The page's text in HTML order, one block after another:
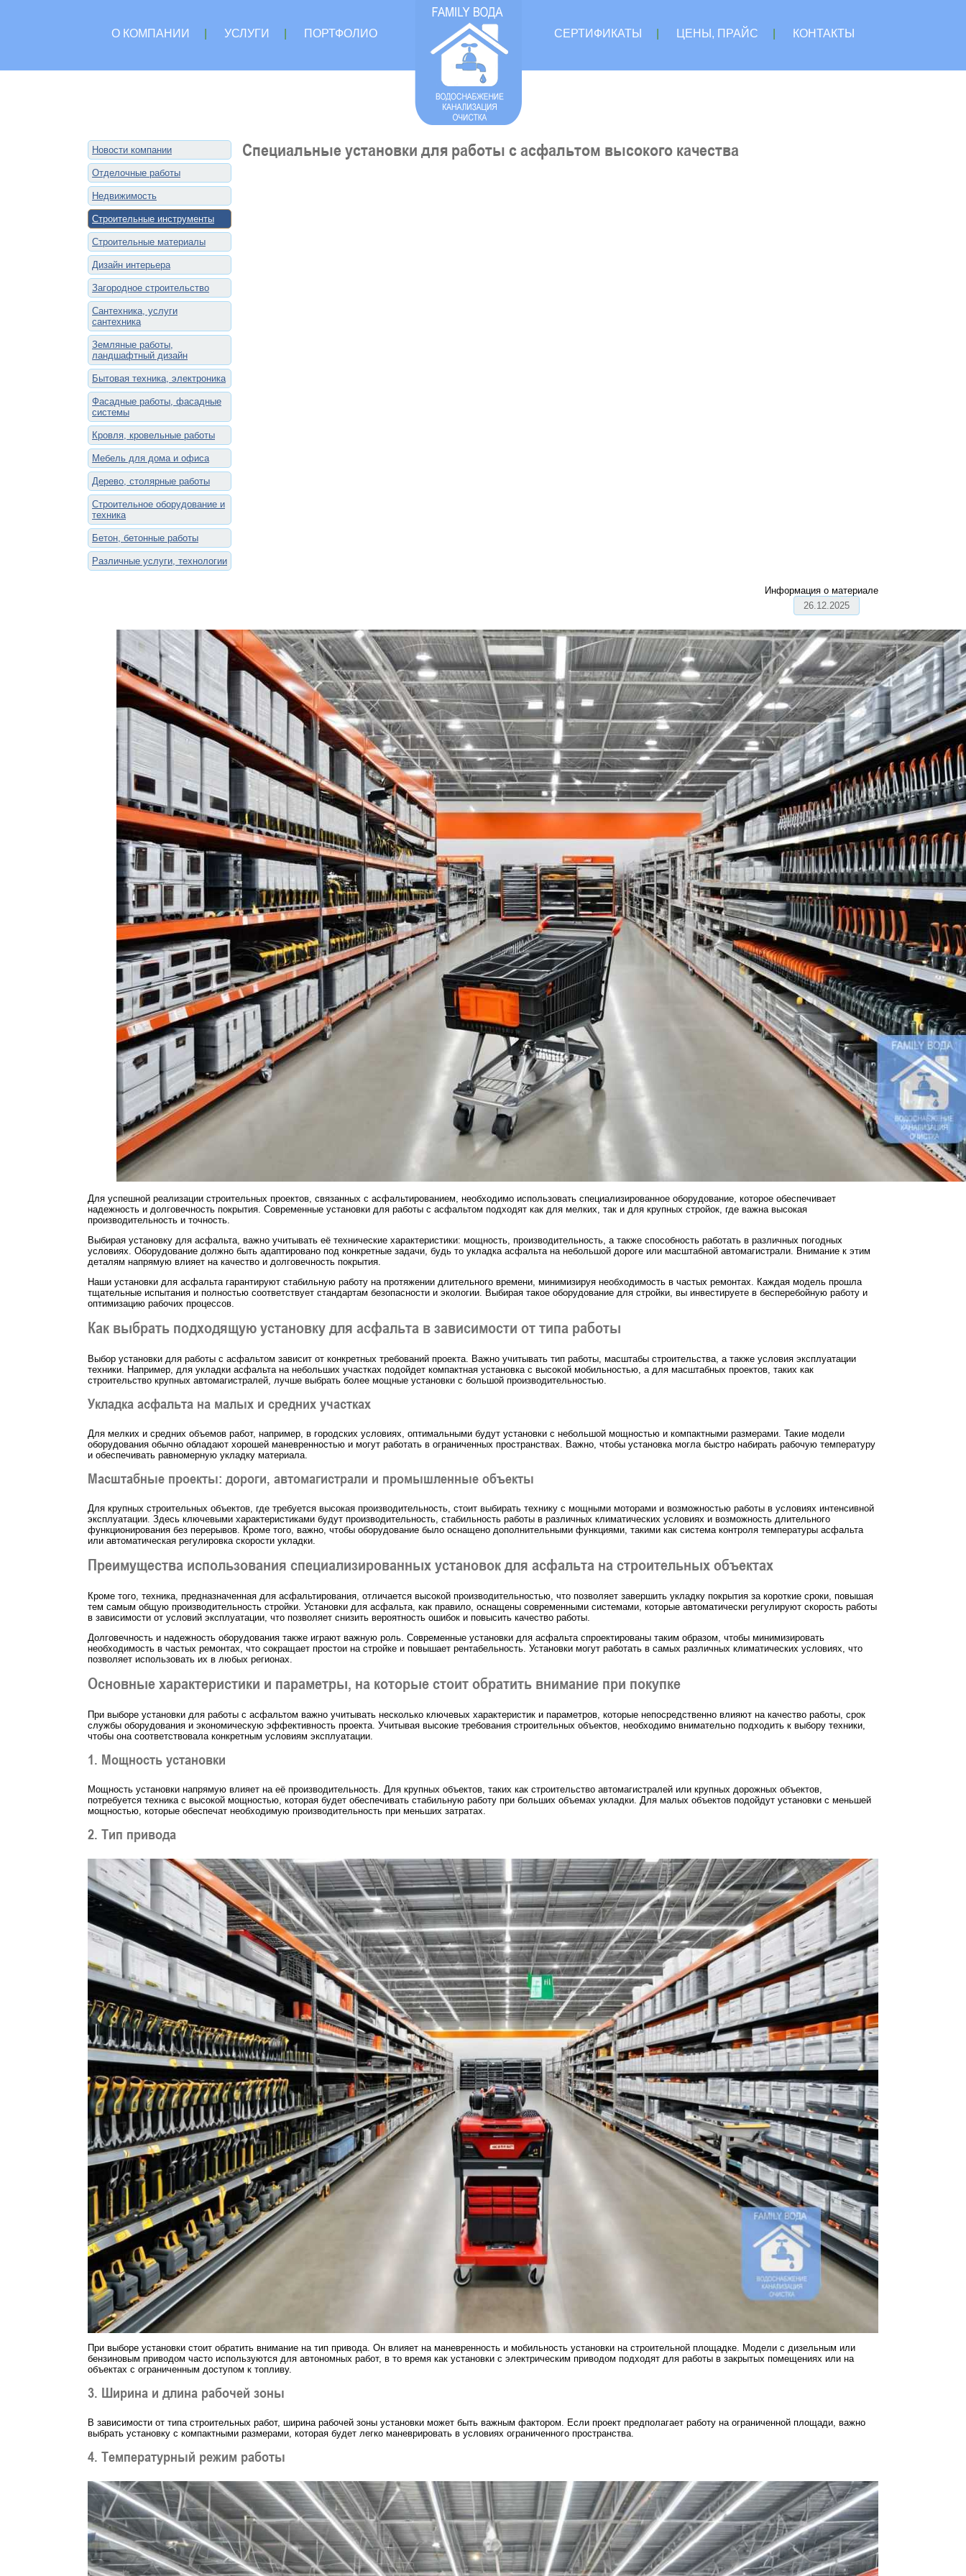
О КОМПАНИИ УСЛУГИ ПОРТФОЛИО СЕРТИФИКАТЫ ЦЕНЫ, ПРАЙС КОНТАКТЫ
Новости компании
Отделочные работы
Недвижимость
Строительные инструменты
Строительные материалы
Дизайн интерьера
Загородное строительство
Сантехника, услуги
сантехника
Земляные работы,
ландшафтный дизайн
Бытовая техника, электроника
Фасадные работы, фасадные
системы
Кровля, кровельные работы
Мебель для дома и офиса
Дерево, столярные работы
Строительное оборудование и
техника
Бетон, бетонные работы
Различные услуги, технологии
Специальные установки для работы с асфальтом высокого качества
Информация о материале
26.12.2025
Для успешной реализации строительных проектов, связанных с асфальтированием, необходимо использовать специализированное оборудование, которое обеспечивает
надежность и долговечность покрытия. Современные установки для работы с асфальтом подходят как для мелких, так и для крупных стройок, где важна высокая
производительность и точность.
Выбирая установку для асфальта, важно учитывать её технические характеристики: мощность, производительность, а также способность работать в различных погодных
условиях. Оборудование должно быть адаптировано под конкретные задачи, будь то укладка асфальта на небольшой дороге или масштабной автомагистрали. Внимание к этим
деталям напрямую влияет на качество и долговечность покрытия.
Наши установки для асфальта гарантируют стабильную работу на протяжении длительного времени, минимизируя необходимость в частых ремонтах. Каждая модель прошла
тщательные испытания и полностью соответствует стандартам безопасности и экологии. Выбирая такое оборудование для стройки, вы инвестируете в бесперебойную работу и
оптимизацию рабочих процессов.
Как выбрать подходящую установку для асфальта в зависимости от типа работы
Выбор установки для работы с асфальтом зависит от конкретных требований проекта. Важно учитывать тип работы, масштабы строительства, а также условия эксплуатации
техники. Например, для укладки асфальта на небольших участках подойдет компактная установка с высокой мобильностью, а для масштабных проектов, таких как
строительство крупных автомагистралей, лучше выбрать более мощные установки с большой производительностью.
Укладка асфальта на малых и средних участках
Для мелких и средних объемов работ, например, в городских условиях, оптимальными будут установки с небольшой мощностью и компактными размерами. Такие модели
оборудования обычно обладают хорошей маневренностью и могут работать в ограниченных пространствах. Важно, чтобы установка могла быстро набирать рабочую температуру
и обеспечивать равномерную укладку материала.
Масштабные проекты: дороги, автомагистрали и промышленные объекты
Для крупных строительных объектов, где требуется высокая производительность, стоит выбирать технику с мощными моторами и возможностью работы в условиях интенсивной
эксплуатации. Здесь ключевыми характеристиками будут производительность, стабильность работы в различных климатических условиях и возможность длительного
функционирования без перерывов. Кроме того, важно, чтобы оборудование было оснащено дополнительными функциями, такими как система контроля температуры асфальта
или автоматическая регулировка скорости укладки.
Преимущества использования специализированных установок для асфальта на строительных объектах
Кроме того, техника, предназначенная для асфальтирования, отличается высокой производительностью, что позволяет завершить укладку покрытия за короткие сроки, повышая
тем самым общую производительность стройки. Установки для асфальта, как правило, оснащены современными системами, которые автоматически регулируют скорость работы
в зависимости от условий эксплуатации, что позволяет снизить вероятность ошибок и повысить качество работы.
Долговечность и надежность оборудования также играют важную роль. Современные установки для асфальта спроектированы таким образом, чтобы минимизировать
необходимость в частых ремонтах, что сокращает простои на стройке и повышает рентабельность. Установки могут работать в самых различных климатических условиях, что
позволяет использовать их в любых регионах.
Основные характеристики и параметры, на которые стоит обратить внимание при покупке
При выборе установки для работы с асфальтом важно учитывать несколько ключевых характеристик и параметров, которые непосредственно влияют на качество работы, срок
службы оборудования и экономическую эффективность проекта. Учитывая высокие требования строительных объектов, необходимо внимательно подходить к выбору техники,
чтобы она соответствовала конкретным условиям эксплуатации.
1. Мощность установки
Мощность установки напрямую влияет на её производительность. Для крупных объектов, таких как строительство автомагистралей или крупных дорожных объектов,
потребуется техника с высокой мощностью, которая будет обеспечивать стабильную работу при больших объемах укладки. Для малых объектов подойдут установки с меньшей
мощностью, которые обеспечат необходимую производительность при меньших затратах.
2. Тип привода
При выборе установки стоит обратить внимание на тип привода. Он влияет на маневренность и мобильность установки на строительной площадке. Модели с дизельным или
бензиновым приводом часто используются для автономных работ, в то время как установки с электрическим приводом подходят для работы в закрытых помещениях или на
объектах с ограниченным доступом к топливу.
3. Ширина и длина рабочей зоны
В зависимости от типа строительных работ, ширина рабочей зоны установки может быть важным фактором. Если проект предполагает работу на ограниченной площади, важно
выбрать установку с компактными размерами, которая будет легко маневрировать в условиях ограниченного пространства.
4. Температурный режим работы